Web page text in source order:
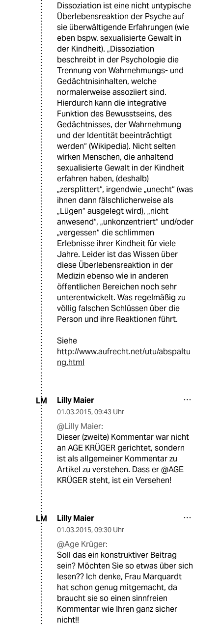
Dissoziation ist eine nicht untypische
Überlebensreaktion der Psyche auf
sie überwältigende Erfahrungen (wie
eben bspw. sexualisierte Gewalt in
der Kindheit). „Dissoziation
beschreibt in der Psychologie die
Trennung von Wahrnehmungs- und
Gedächtnisinhalten, welche
normalerweise assoziiert sind.
Hierdurch kann die integrative
Funktion des Bewusstseins, des
Gedächtnisses, der Wahrnehmung
und der Identität beeinträchtigt
werden“ (Wikipedia). Nicht selten
wirken Menschen, die anhaltend
sexualisierte Gewalt in der Kindheit
erfahren haben, (deshalb)
„zersplittert“, irgendwie „unecht“ (was
ihnen dann fälschlicherweise als
„Lügen“ ausgelegt wird), „nicht
anwesend“, „unkonzentriert“ und/oder
„vergessen“ die schlimmen
Erlebnisse ihrer Kindheit für viele
Jahre. Leider ist das Wissen über
diese Überlebensreaktion in der
Medizin ebenso wie in anderen
öffentlichen Bereichen noch sehr
unterentwickelt. Was regelmäßig zu
völlig falschen Schlüssen über die
Person und ihre Reaktionen führt.
Siehe
http://www.aufrecht.net/utu/abspaltu
ng.html
LM Lilly Maier
01.03.2015, 09:43 Uhr
@Lilly Maier:
Dieser (zweite) Kommentar war nicht
an AGE KRÜGER gerichtet, sondern
ist als allgemeiner Kommentar zu
Artikel zu verstehen. Dass er @AGE
KRÜGER steht, ist ein Versehen!
LM Lilly Maier
01.03.2015, 09:30 Uhr
@Age Krüger:
Soll das ein konstruktiver Beitrag
sein? Möchten Sie so etwas über sich
lesen?? Ich denke, Frau Marquardt
hat schon genug mitgemacht, da
braucht sie so einen sinnfreien
Kommentar wie Ihren ganz sicher
nicht!!